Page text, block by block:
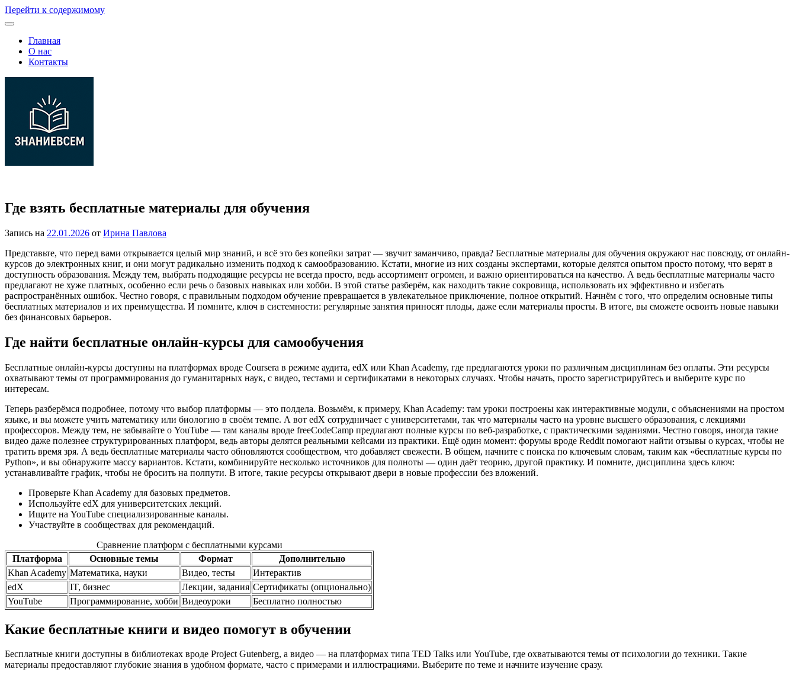
Перейти к содержимому
Главная
О нас
Контакты
Где взять бесплатные материалы для обучения
Запись на 22.01.2026 от Ирина Павлова
Представьте, что перед вами открывается целый мир знаний, и всё это без копейки затрат — звучит заманчиво, правда? Бесплатные материалы для обучения окружают нас повсюду, от онлайн-
курсов до электронных книг, и они могут радикально изменить подход к самообразованию. Кстати, многие из них созданы экспертами, которые делятся опытом просто потому, что верят в
доступность образования. Между тем, выбрать подходящие ресурсы не всегда просто, ведь ассортимент огромен, и важно ориентироваться на качество. А ведь бесплатные материалы часто
предлагают не хуже платных, особенно если речь о базовых навыках или хобби. В этой статье разберём, как находить такие сокровища, использовать их эффективно и избегать
распространённых ошибок. Честно говоря, с правильным подходом обучение превращается в увлекательное приключение, полное открытий. Начнём с того, что определим основные типы
бесплатных материалов и их преимущества. И помните, ключ в системности: регулярные занятия приносят плоды, даже если материалы просты. В итоге, вы сможете освоить новые навыки
без финансовых барьеров.
Где найти бесплатные онлайн-курсы для самообучения
Бесплатные онлайн-курсы доступны на платформах вроде Coursera в режиме аудита, edX или Khan Academy, где предлагаются уроки по различным дисциплинам без оплаты. Эти ресурсы
охватывают темы от программирования до гуманитарных наук, с видео, тестами и сертификатами в некоторых случаях. Чтобы начать, просто зарегистрируйтесь и выберите курс по
интересам.
Теперь разберёмся подробнее, потому что выбор платформы — это полдела. Возьмём, к примеру, Khan Academy: там уроки построены как интерактивные модули, с объяснениями на простом
языке, и вы можете учить математику или биологию в своём темпе. А вот edX сотрудничает с университетами, так что материалы часто на уровне высшего образования, с лекциями
профессоров. Между тем, не забывайте о YouTube — там каналы вроде freeCodeCamp предлагают полные курсы по веб-разработке, с практическими заданиями. Честно говоря, иногда такие
видео даже полезнее структурированных платформ, ведь авторы делятся реальными кейсами из практики. Ещё один момент: форумы вроде Reddit помогают найти отзывы о курсах, чтобы не
тратить время зря. А ведь бесплатные материалы часто обновляются сообществом, что добавляет свежести. В общем, начните с поиска по ключевым словам, таким как «бесплатные курсы по
Python», и вы обнаружите массу вариантов. Кстати, комбинируйте несколько источников для полноты — один даёт теорию, другой практику. И помните, дисциплина здесь ключ:
устанавливайте график, чтобы не бросить на полпути. В итоге, такие ресурсы открывают двери в новые профессии без вложений.
Проверьте Khan Academy для базовых предметов.
Используйте edX для университетских лекций.
Ищите на YouTube специализированные каналы.
Участвуйте в сообществах для рекомендаций.
Сравнение платформ с бесплатными курсами
Платформа
Основные темы Формат
Дополнительно
Khan Academy Математика, науки Видео, тесты
Интерактив
edX
IT, бизнес Лекции, задания Сертификаты (опционально)
YouTube
Программирование, хобби Видеоуроки Бесплатно полностью
Какие бесплатные книги и видео помогут в обучении
Бесплатные книги доступны в библиотеках вроде Project Gutenberg, а видео — на платформах типа TED Talks или YouTube, где охватываются темы от психологии до техники. Такие
материалы предоставляют глубокие знания в удобном формате, часто с примерами и иллюстрациями. Выберите по теме и начните изучение сразу.